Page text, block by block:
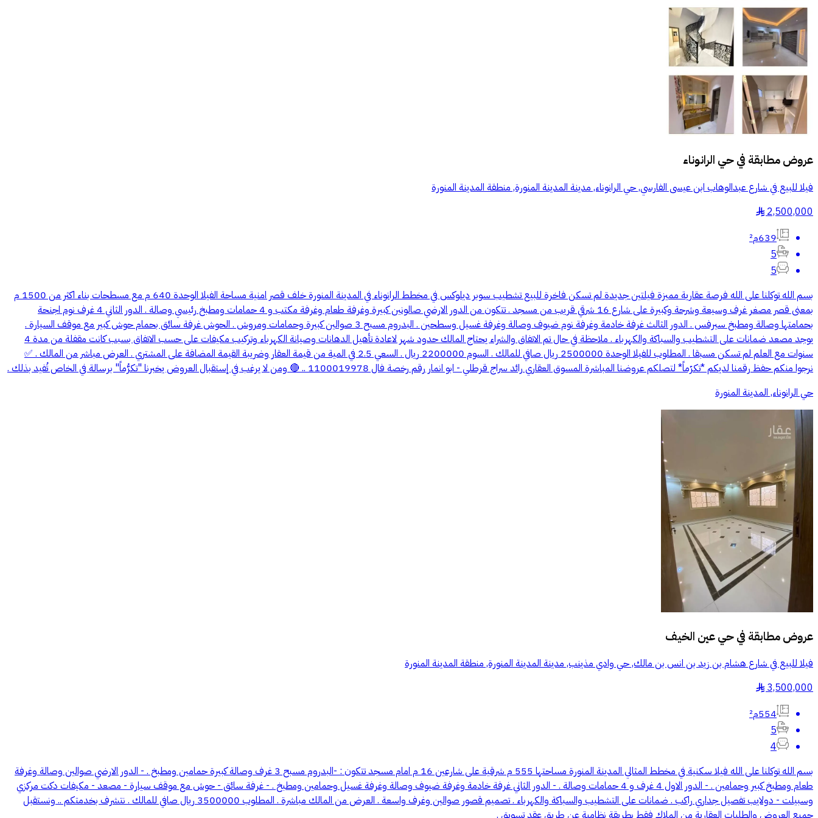
عروض مطابقة فيحي الرانوناء
فيلا للبيع في شارع عبدالوهاب ابن عيسى الفارسي, حي الرانوناء, مدينة المدينة المنورة, منطقة المدينة المنورة
2,500,000
§
639م²
5
5
بسم الله توكلنا على الله فرصة عقارية مميزة فيلتين جديدة لم تسكن فاخرة للبيع تشطيب سوبر ديلوكس في مخطط الرانوناء في المدينة المنورة خلف قصر امنية مساحة الفيلا الوحدة 640 م مع مسطحات بناء اكثر من 1500 م
بمعنى قصر مصغر غرف وسيعة وشرحة وكبيرة على شارع 16 شرقي قريب من مسجد . تتكون من الدور الارضي صالونين كبيرة وغرفة طعام وغرفة مكتب و 4 حمامات ومطبخ رئيسي وصالة . الدور الثاني 4 غرف نوم اجنحة
بحمامتها وصالة ومطبخ سيرفس . الدور الثالث غرفة خادمة وغرفة نوم ضيوف وصالة وغرفة غسيل وسطحين . البدروم مسبح 3 صوالين كبيرة وحمامات ومروش . الحوش غرفة سائق بحمام حوش كبير مع موقف السيارة .
يوجد مصعد ضمانات على التشطيب والسباكة والكهرباء . ملاحظة في حال تم الاتفاق والشراء يحتاج المالك حدود شهر لاعادة تأهيل الدهانات وصيانة الكهرباء وتركيب مكيفات على حسب الاتفاق بسبب كانت مقفلة من مدة 4
سنوات مع العلم لم تسكن مسبقا . المطلوب للفيلا الوحدة 2500000 ريال صافي للمالك . السوم 2200000 ريال . السعي 2.5 في المية من قيمة العقار وضريبة القيمة المضافة على المشتري . العرض مباشر من المالك . ✅
نرجوا منكم حفظ رقمنا لديكم *تكرّماً* لتصلكم عروضنا المباشرة المسوق العقاري رائد سراج قرطلي - ابو انمار رقم رخصة فال 1100019978 .. 🔴 ومن لا يرغب في إستقبال العروض يخبرنا "تكرُّماً" برسالة في الخاص تُفيد بذلك .
حي الرانوناء, المدينة المنورة
عروض مطابقة فيحي عين الخيف
فيلا للبيع في شارع هشام بن زيد بن انس بن مالك, حي وادي مذينب, مدينة المدينة المنورة, منطقة المدينة المنورة
3,500,000
§
554م²
5
4
بسم الله توكلنا على الله فيلا سكنية في مخطط المثالي المدينة المنورة مساحتها 555 م شرقية على شارعين 16 م امام مسجد تتكون : -البدروم مسبح 3 غرف وصالة كبيرة حمامين ومطبخ . - الدور الارضي صوالين وصالة وغرفة
طعام ومطبخ كبير وحمامين . - الدور الاول 4 غرف و 4 حمامات وصالة . - الدور الثاني غرفة خادمة وغرفة ضيوف وصالة وغرفة غسيل وحمامين ومطبخ . - غرفة سائق - حوش مع موقف سيارة - مصعد - مكيفات دكت مركزي
وسبيلت - دولايب تفصيل جداري راكب . ضمانات على التشطيب والسباكة والكهرباء . تصميم قصور صوالين وغرف واسعة . العرض من المالك مباشرة . المطلوب 3500000 ريال صافي للمالك . نتشرف بخدمتكم .. ونستقبل